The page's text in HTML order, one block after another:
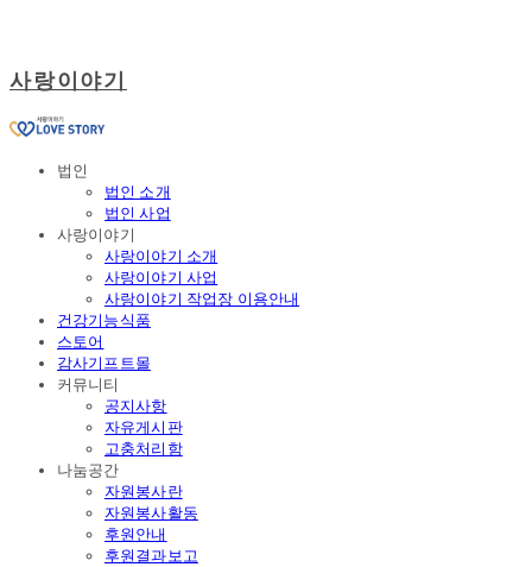
사랑이야기
법인
법인 소개
법인 사업
사랑이야기
사랑이야기 소개
사랑이야기 사업
사랑이야기 작업장 이용안내
건강기능식품
스토어
감사기프트몰
커뮤니티
공지사항
자유게시판
고충처리함
나눔공간
자원봉사란
자원봉사활동
후원안내
후원결과보고